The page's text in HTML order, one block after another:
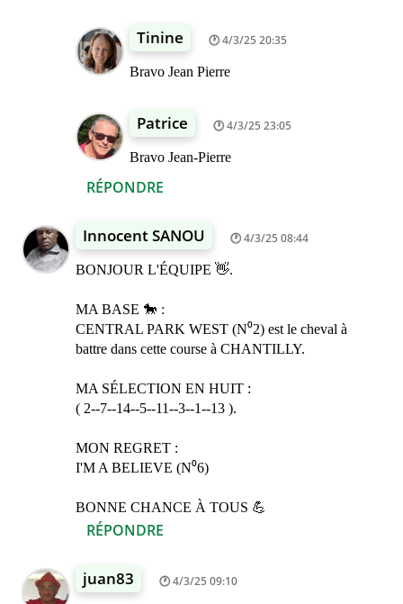
RÉPONDRE
Tinine 4/3/25 20:35
Bravo Jean Pierre
Patrice 4/3/25 23:05
Bravo Jean-Pierre
Innocent SANOU 4/3/25 08:44
BONJOUR L'ÉQUIPE 👋.
MA BASE 🐎 :
CENTRAL PARK WEST (N⁰2) est le cheval à
battre dans cette course à CHANTILLY.
MA SÉLECTION EN HUIT :
( 2--7--14--5--11--3--1--13 ).
MON REGRET :
I'M A BELIEVE (N⁰6)
BONNE CHANCE À TOUS 💪
RÉPONDRE
juan83 4/3/25 09:10